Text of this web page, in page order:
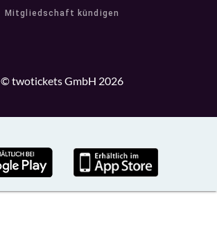
Mitgliedschaft kündigen
© twotickets GmbH 2026